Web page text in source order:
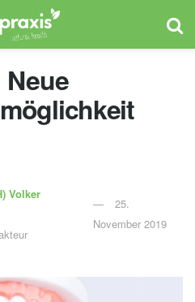
Volker
25.
November 2019